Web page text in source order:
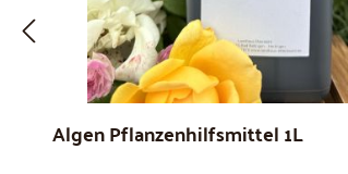
Algen Pflanzenhilfsmittel 1L